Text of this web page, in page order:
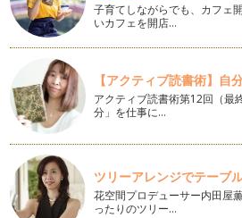
パパとママだけで英語の指導は可能？
普段アメリカに住んでいる私ですが、
す。帰省中、英語のワークショップ
子どもの英語学習、子ども任せではダ
「私も英語が堪能だったら、子どもに
のに〜。」と呟くパパとママ。英語が
英語のレッスン：プライベートVS. グ
自分の英語教室をもっと良くしていく
ルについていろいろと考えていまし
子育てしながらでも、カフェ
いカフェを開店…
【アクティブ読書術】自
アクティブ読書術第12回（最
分」を仕事に…
ツリーアレンジでテーブ
花空間プロデューサー内田屋
ったりのツリー…